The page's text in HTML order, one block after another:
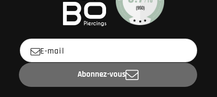
E-mail
Abonnez-vous